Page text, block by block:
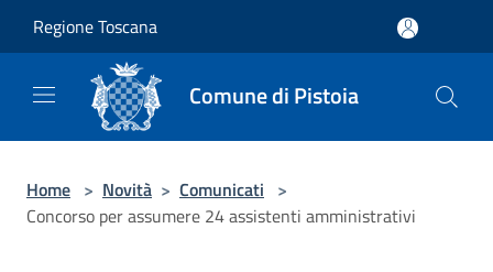
Regione Toscana
Comune di Pistoia
Home > Novità > Comunicati >
Concorso per assumere 24 assistenti amministrativi